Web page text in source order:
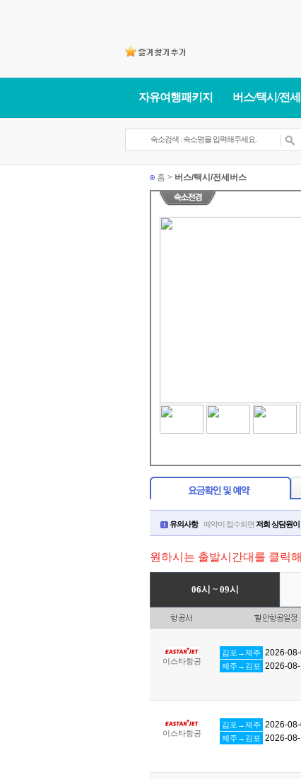
자유여행패키지 버스/택시/전
홈 > 버스/택시/전세버스
유의사항예약이 접수되면 저희 상담원
원하시는 출발시간대를 클릭
06시 ~ 09시
이스타항공
김포→제주 2026-
제주→김포 2026-
이스타항공
김포→제주 2026-
제주→김포 2026-